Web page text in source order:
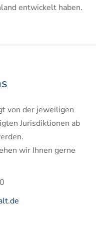
entwickelt haben.
von der jeweiligen
Jurisdiktionen ab
wir Ihnen gerne